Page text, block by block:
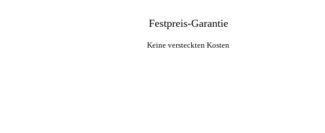
Festpreis-Garantie
Keine versteckten Kosten